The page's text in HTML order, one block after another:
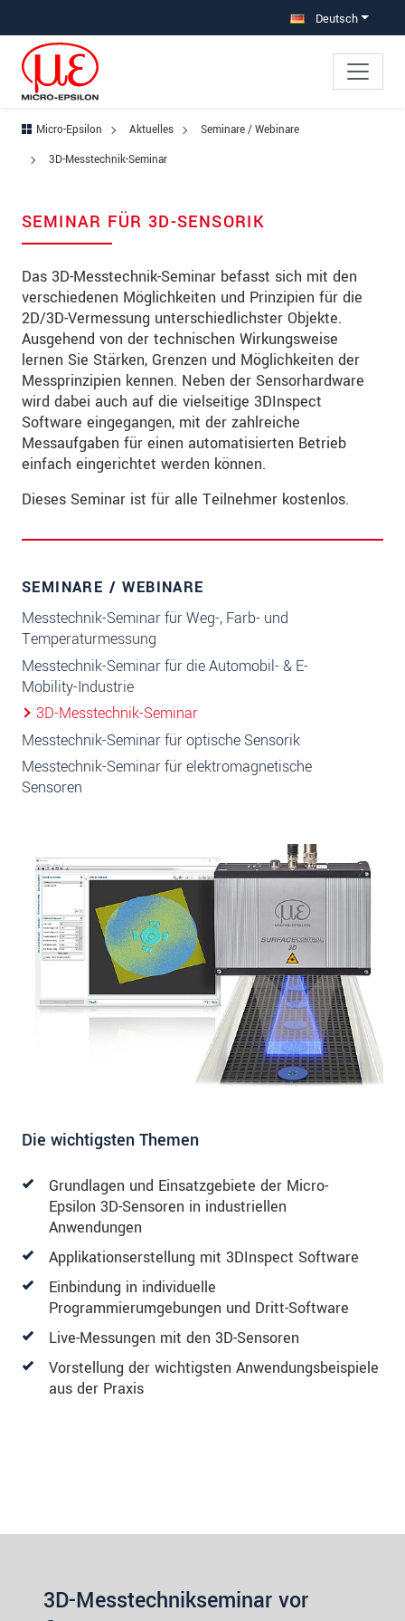
Deutsch
Micro-Epsilon Aktuelles
Seminare / Webinare
3D-Messtechnik-Seminar
SEMINAR FÜR 3D-SENSORIK
Das 3D-Messtechnik-Seminar befasst sich mit den
verschiedenen Möglichkeiten und Prinzipien für die
2D/3D-Vermessung unterschiedlichster Objekte.
Ausgehend von der technischen Wirkungsweise
lernen Sie Stärken, Grenzen und Möglichkeiten der
Messprinzipien kennen. Neben der Sensorhardware
wird dabei auch auf die vielseitige 3DInspect
Software eingegangen, mit der zahlreiche
Messaufgaben für einen automatisierten Betrieb
einfach eingerichtet werden können.
Dieses Seminar ist für alle Teilnehmer kostenlos.
SEMINARE / WEBINARE
Messtechnik-Seminar für Weg-, Farb- und
Temperaturmessung
Messtechnik-Seminar für die Automobil- & E-
Mobility-Industrie
3D-Messtechnik-Seminar
Messtechnik-Seminar für optische Sensorik
Messtechnik-Seminar für elektromagnetische
Sensoren
Die wichtigsten Themen
Grundlagen und Einsatzgebiete der Micro-
Epsilon 3D-Sensoren in industriellen
Anwendungen
Applikationserstellung mit 3DInspect Software
Einbindung in individuelle
Programmierumgebungen und Dritt-Software
Live-Messungen mit den 3D-Sensoren
Vorstellung der wichtigsten Anwendungsbeispiele
aus der Praxis
3D-Messtechnikseminar vor